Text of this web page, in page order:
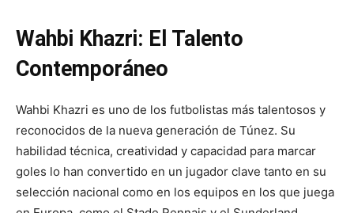
Wahbi Khazri: El Talento
Contemporáneo
Wahbi Khazri es uno de los futbolistas más talentosos y
reconocidos de la nueva generación de Túnez. Su
habilidad técnica, creatividad y capacidad para marcar
goles lo han convertido en un jugador clave tanto en su
selección nacional como en los equipos en los que juega